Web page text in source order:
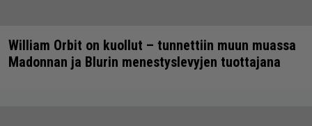
William Orbit on kuollut – tunnettiin muun muassa
Madonnan ja Blurin menestyslevyjen tuottajana